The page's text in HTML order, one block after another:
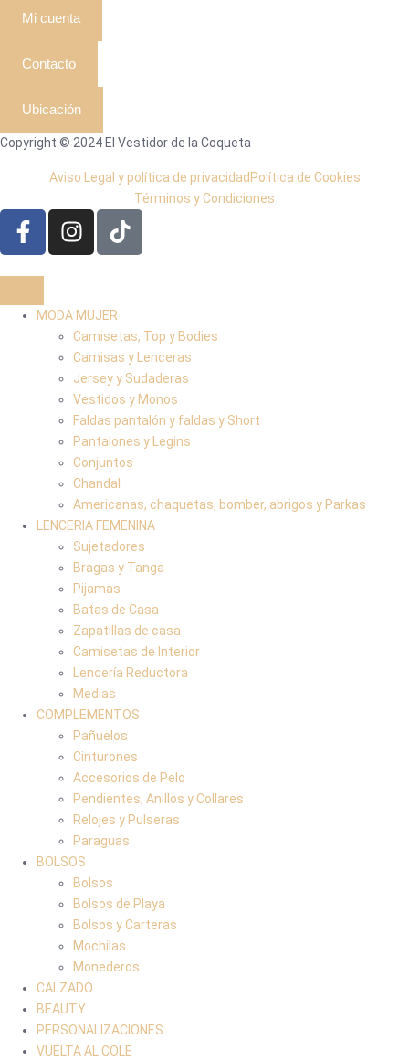
Mi cuenta
Contacto
Ubicación
Copyright © 2024 El Vestidor de la Coqueta
Aviso Legal y política de privacidad Política de Cookies
Términos y Condiciones
MODA MUJER
Camisetas, Top y Bodies
Camisas y Lenceras
Jersey y Sudaderas
Vestidos y Monos
Faldas pantalón y faldas y Short
Pantalones y Legins
Conjuntos
Chandal
Americanas, chaquetas, bomber, abrigos y Parkas
LENCERIA FEMENINA
Sujetadores
Bragas y Tanga
Pijamas
Batas de Casa
Zapatillas de casa
Camisetas de Interior
Lencería Reductora
Medias
COMPLEMENTOS
Pañuelos
Cinturones
Accesorios de Pelo
Pendientes, Anillos y Collares
Relojes y Pulseras
Paraguas
BOLSOS
Bolsos
Bolsos de Playa
Bolsos y Carteras
Mochilas
Monederos
CALZADO
BEAUTY
PERSONALIZACIONES
VUELTA AL COLE